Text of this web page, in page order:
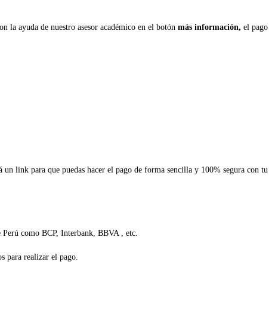
la ayuda de nuestro asesor académico en el botón más información, el pago
link para que puedas hacer el pago de forma sencilla y 100% segura con tu
Perú como BCP, Interbank, BBVA , etc.
para realizar el pago.